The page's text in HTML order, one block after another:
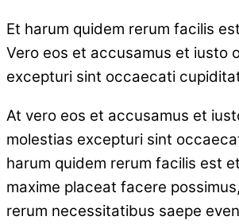
Et harum quidem rerum facilis
Vero eos et accusamus et iusto
excepturi sint occaecati
At vero eos et accusamus et
molestias excepturi sint
harum quidem rerum facilis est
maxime placeat facere
rerum necessitatibus saepe